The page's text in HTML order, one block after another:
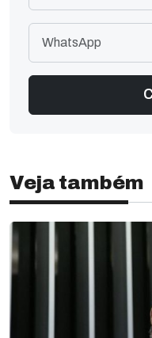
Veja também